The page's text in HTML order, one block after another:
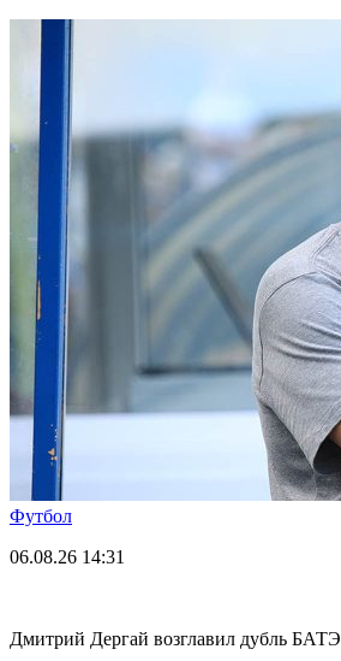
Футбол
06.08.26 14:31
Дмитрий Дергай возглавил дубль БАТЭ